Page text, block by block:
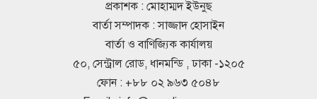
রুশ পারমাণবিক আইসব্রেকারে উত্তর মেরু
অভিযানে বাংলাদেশী শিক্ষার্থী প্রত্যয়
প্রকাশক : মোহাম্মদ ইউনুছ
বার্তা সম্পাদক : সাজ্জাদ হোসাইন
বার্তা ও বাণিজ্যিক কার্যালয়
৫০, সেন্ট্রাল রোড, ধানমন্ডি , ঢাকা -১২০৫
ফোন : +৮৮ ০২ ৯৬৩ ৫০৪৮